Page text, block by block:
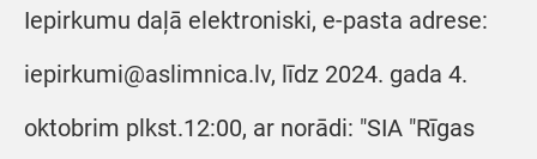
Iepirkumu daļā elektroniski, e-pasta adrese:
iepirkumi@aslimnica.lv, līdz 2024. gada 4.
oktobrim plkst.12:00, ar norādi: "SIA "Rīgas